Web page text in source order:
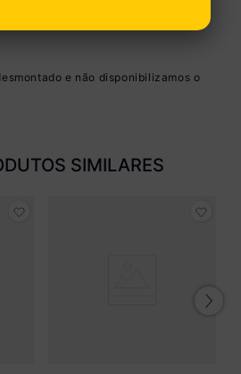
Decoração e eletros não
e não disponibilizamos o
SIMILARES